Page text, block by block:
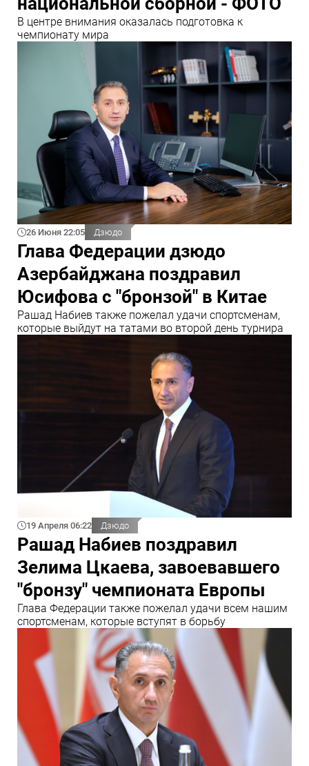
В центре внимания оказалась подготовка к
чемпионату мира
26 Июня 22:05 Дзюдо
Глава Федерации дзюдо
Азербайджана поздравил
Юсифова с "бронзой" в Китае
Рашад Набиев также пожелал удачи спортсменам,
которые выйдут на татами во второй день турнира
19 Апреля 06:22 Дзюдо
Рашад Набиев поздравил
Зелима Цкаева, завоевавшего
"бронзу" чемпионата Европы
Глава Федерации также пожелал удачи всем нашим
спортсменам, которые вступят в борьбу